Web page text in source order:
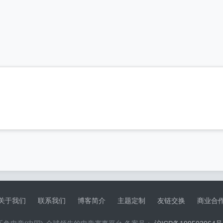
于我们 联系我们 博客简介 主题定制 友链交换 商业合